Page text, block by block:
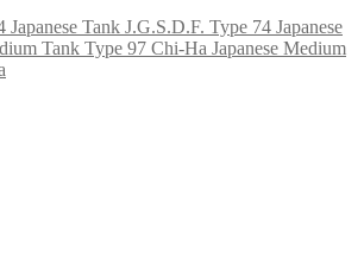
J.G.S.D.F. Type 74 Japanese
Japanese Medium